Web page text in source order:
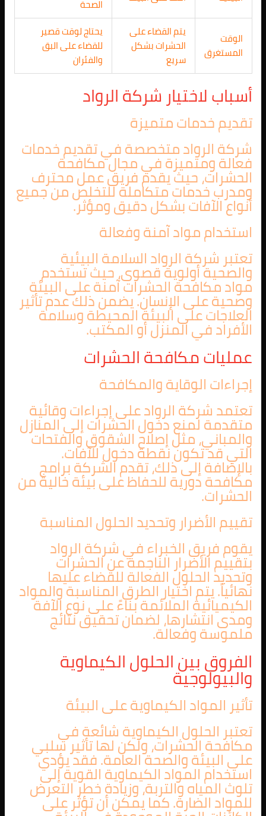
الصحة
الوقت
المستغرق
يتم القضاء على
الحشرات بشكل
سريع
يحتاج لوقت قصير
للقضاء على البق
والفئران
أسباب لاختيار شركة الرواد
تقديم خدمات متميزة
شركة الرواد متخصصة في تقديم خدمات
فعالة ومتميزة في مجال مكافحة
الحشرات، حيث يقدم فريق عمل محترف
ومدرب خدمات متكاملة للتخلص من جميع
أنواع الآفات بشكل دقيق ومؤثر.
استخدام مواد آمنة وفعالة
تعتبر شركة الرواد السلامة البيئية
والصحية أولوية قصوى، حيث تستخدم
مواد مكافحة الحشرات آمنة على البيئة
وصحية على الإنسان. يضمن ذلك عدم تأثير
العلاجات على البيئة المحيطة وسلامة
الأفراد في المنزل أو المكتب.
عمليات مكافحة الحشرات
إجراءات الوقاية والمكافحة
تعتمد شركة الرواد على إجراءات وقائية
متقدمة لمنع دخول الحشرات إلى المنازل
والمباني، مثل إصلاح الشقوق والفتحات
التي قد تكون نقطة دخول للآفات.
بالإضافة إلى ذلك، تقدم الشركة برامج
مكافحة دورية للحفاظ على بيئة خالية من
الحشرات.
تقييم الأضرار وتحديد الحلول المناسبة
يقوم فريق الخبراء في شركة الرواد
بتقييم الأضرار الناجمة عن الحشرات
وتحديد الحلول الفعالة للقضاء عليها
نهائياً. يتم اختيار الطرق المناسبة والمواد
الكيميائية الملائمة بناءً على نوع الآفة
ومدى انتشارها، لضمان تحقيق نتائج
ملموسة وفعالة.
الفروق بين الحلول الكيماوية
والبيولوجية
تأثير المواد الكيماوية على البيئة
تعتبر الحلول الكيماوية شائعة في
مكافحة الحشرات، ولكن لها تأثير سلبي
على البيئة والصحة العامة. فقد يؤدي
استخدام المواد الكيماوية القوية إلى
تلوث المياه والتربة، وزيادة خطر التعرض
للمواد الضارة. كما يمكن أن تؤثر على